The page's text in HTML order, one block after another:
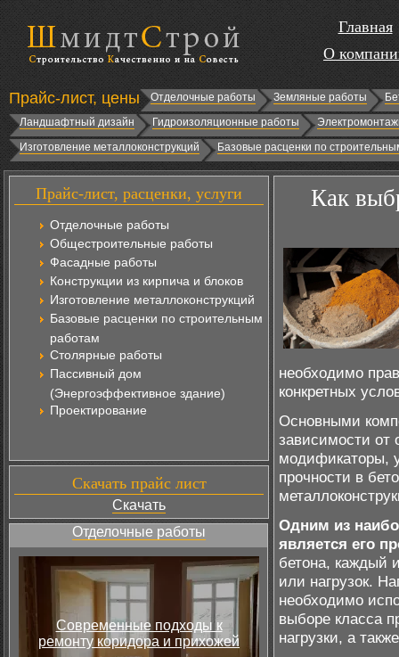
Главная
О
Прайс-лист, цены Отделочные работы Земляные работы
Ландшафтный дизайн
Гидроизоляционные работы
Изготовление металлоконструкций
Базовые расценки по
Прайс-лист, расценки, услуги
Отделочные работы
Общестроительные работы
Фасадные работы
Конструкции из кирпича и блоков
Изготовление металлоконструкций
Базовые расценки по строительным
работам
Столярные работы
Пассивный дом
(Энергоэффективное здание)
Проектирование
Скачать прайс лист
Скачать
Отделочные работы
Современные подходы к
ремонту коридора и прихожей
Как
необходимо
конкретных
Основными
зависимости от
модификаторы,
прочности в
Одним из
является его
бетона, каждый
или нагрузок.
необходимо
выборе класса
нагрузки, а